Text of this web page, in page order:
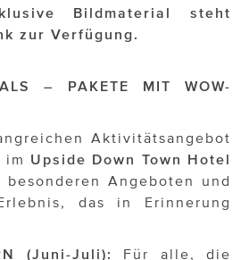
Bildmaterial steht
zur Verfügung.
– PAKETE MIT WOW-
Aktivitätsangebot
im Upside Down Town Hotel
besonderen Angeboten und
das in Erinnerung
(Juni-Juli):
Für alle, die